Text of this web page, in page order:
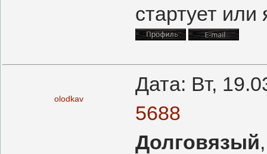
стартует
olodkav
Дата: Вт,
5688
Долговязый